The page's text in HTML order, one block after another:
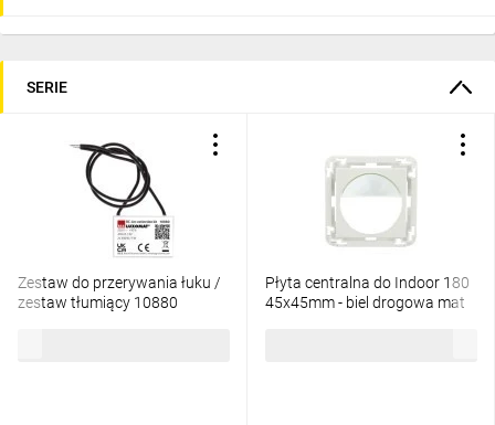
SERIE
Zestaw do przerywania łuku /
zestaw tłumiący 10880
Płyta centralna do Indoor 180
45x45mm - biel drogowa mat